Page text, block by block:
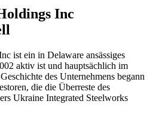
Inc
ist ein in Delaware ansässiges
aktiv ist und hauptsächlich im
des Unternehmens begann
die die Überreste des
Ukraine Integrated Steelworks